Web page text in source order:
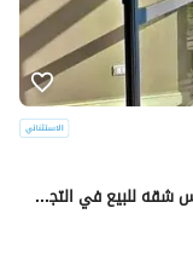
بخصم 35% استلم فوري بتشطيب الترا سوبر لوكس شقه للبيع في التجمع الخامس كمبوند مايان Mayan new cairo امام الرحاب بجوار كريك تاون والمطار دقائق من AUC